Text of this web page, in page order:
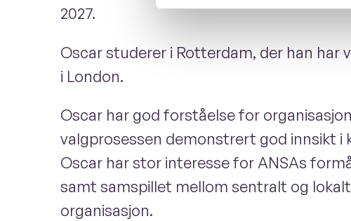
2027.
Oscar studerer i Rotterdam, der han
i London.
Oscar har god forståelse for
valgprosessen demonstrert god innsikt
Oscar har stor interesse for ANSAs
samt samspillet mellom sentralt og
organisasjon.